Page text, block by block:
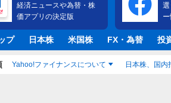
経済ニュースや為替・株
価アプリの決定版
プ 日本株 米国株 FX・為替 投
Yahoo!ファイナンスについて 日本株、国内